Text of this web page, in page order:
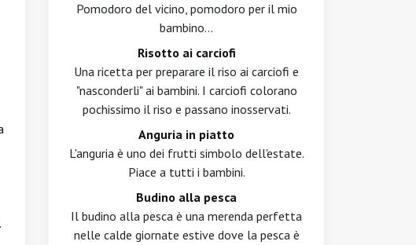
Pomodoro del vicino, pomodoro per il mio
bambino...
Risotto ai carciofi
Una ricetta per preparare il riso ai carciofi e
"nasconderli" ai bambini. I carciofi colorano
pochissimo il riso e passano inosservati.
Anguria in piatto
L'anguria è uno dei frutti simbolo dell'estate.
Piace a tutti i bambini.
Budino alla pesca
Il budino alla pesca è una merenda perfetta
nelle calde giornate estive dove la pesca è